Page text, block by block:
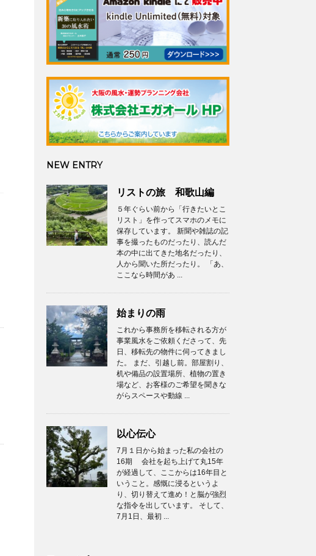
NEW ENTRY
リストの旅 和歌山編
５年ぐらい前から「行きたいとこ
リスト」を作ってスマホのメモに
保存しています。 新聞や雑誌の記
事を撮ったものだったり、読んだ
本の中に出てきた地名だったり、
人から聞いた所だったり。 「あ、
ここなら時間があ ...
始まりの雨
これから事務所を移転される方が
事業風水をご依頼くださって、先
日、移転先の物件に伺ってきまし
た。 まだ、引越し前。部屋割り、
机や備品の設置場所、植物の置き
場など、お客様のご希望を聞きな
がらスペースや動線 ...
以心伝心
7月１日から始まった私の会社の
16期 会社を起ち上げて丸15年
が経過して、ここからは16年目と
いうこと。感慨に浸るというよ
り、切り替えて進め！と脳が強烈
な指令を出しています。 そして、
7月1日、最初 ...